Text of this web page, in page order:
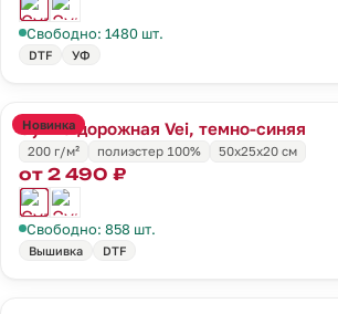
Свободно: 1480 шт.
DTF УФ
Новинка
Сумка дорожная Vei, темно-синяя
200 г/м²
полиэстер 100% 50x25x20 см
от 2 490 ₽
Свободно: 858 шт.
Вышивка DTF